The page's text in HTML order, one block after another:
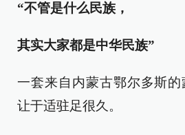
“不管是什么民族，
其实大家都是中华民族”
一套来自内蒙古鄂尔多斯的
让于适驻足很久。